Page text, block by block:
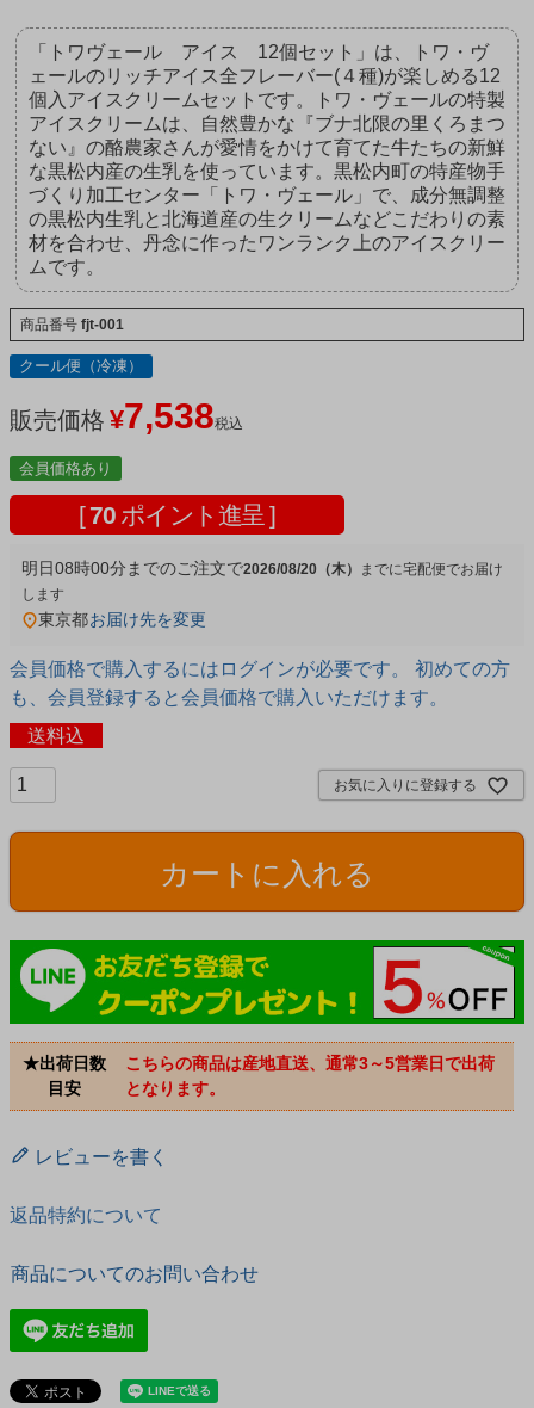
「トワヴェール アイス 12個セット」は、トワ・ヴ
ェールのリッチアイス全フレーバー(４種)が楽しめる12
個入アイスクリームセットです。トワ・ヴェールの特製
アイスクリームは、自然豊かな『ブナ北限の里くろまつ
ない』の酪農家さんが愛情をかけて育てた牛たちの新鮮
な黒松内産の生乳を使っています。黒松内町の特産物手
づくり加工センター「トワ・ヴェール」で、成分無調整
の黒松内生乳と北海道産の生クリームなどこだわりの素
材を合わせ、丹念に作ったワンランク上のアイスクリー
ムです。
商品番号 fjt-001
クール便（冷凍）
販売価格 ¥7,538税込
会員価格あり
[ 70 ポイント進呈 ]
明日08時00分 までのご注文で2026/08/20（木） 宅配便
東京都お届け先を変更
会員価格で購入するにはログインが必要です。 初めての方
も、会員登録すると会員価格で購入いただけます。
送料込
お気に入りに登録する
カートに入れる
★出荷日数
目安
こちらの商品は産地直送、通常3～5営業日で出荷
となります。
レビューを書く
返品特約について
商品についてのお問い合わせ